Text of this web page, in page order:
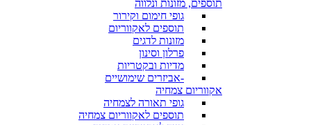
תוספים, מזונות ונלווה
גופי חימום וקירור
תוספים לאקווריום
מזונות לדגים
פרלון וסינון
מדיות ובקטריות
-אביזרים שימושיים
אקווריום צמחיה
גופי תאורה לצמחיה
תוספים לאקווריום צמחיה